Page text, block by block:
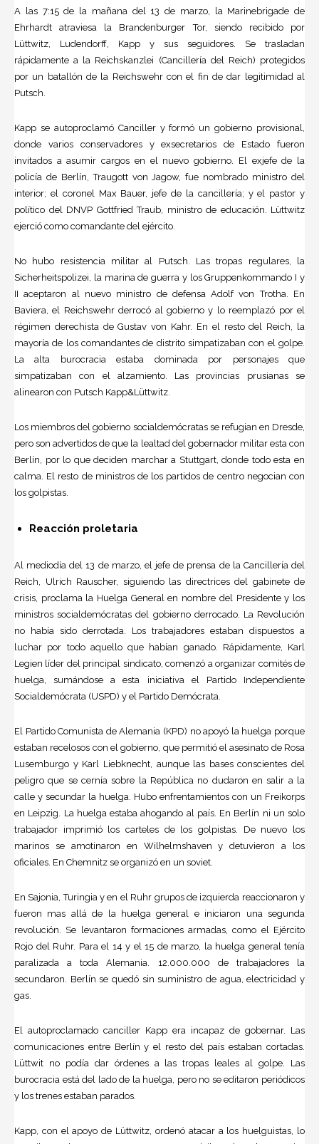
A las 7:15 de la mañana del 13 de marzo, la Marinebrigade de
Ehrhardt atraviesa la Brandenburger Tor, siendo recibido por
Lüttwitz, Ludendorff, Kapp y sus seguidores. Se trasladan
rápidamente a la Reichskanzlei (Cancillería del Reich) protegidos
por un batallón de la Reichswehr con el fin de dar legitimidad al
Putsch.
Kapp se autoproclamó Canciller y formó un gobierno provisional,
donde varios conservadores y exsecretarios de Estado fueron
invitados a asumir cargos en el nuevo gobierno. El exjefe de la
policía de Berlín, Traugott von Jagow, fue nombrado ministro del
interior; el coronel Max Bauer, jefe de la cancillería; y el pastor y
político del DNVP Gottfried Traub, ministro de educación. Lüttwitz
ejerció como comandante del ejército.
No hubo resistencia militar al Putsch. Las tropas regulares, la
Sicherheitspolizei, la marina de guerra y los Gruppenkommando I y
II aceptaron al nuevo ministro de defensa Adolf von Trotha. En
Baviera, el Reichswehr derrocó al gobierno y lo reemplazó por el
régimen derechista de Gustav von Kahr. En el resto del Reich, la
mayoría de los comandantes de distrito simpatizaban con el golpe.
La alta burocracia estaba dominada por personajes que
simpatizaban con el alzamiento. Las provincias prusianas se
alinearon con Putsch Kapp&Lüttwitz.
Los miembros del gobierno socialdemócratas se refugian en Dresde,
pero son advertidos de que la lealtad del gobernador militar esta con
Berlín, por lo que deciden marchar a Stuttgart, donde todo esta en
calma. El resto de ministros de los partidos de centro negocian con
los golpistas.
Reacción proletaria
Al mediodía del 13 de marzo, el jefe de prensa de la Cancillería del
Reich, Ulrich Rauscher, siguiendo las directrices del gabinete de
crisis, proclama la Huelga General en nombre del Presidente y los
ministros socialdemócratas del gobierno derrocado. La Revolución
no había sido derrotada. Los trabajadores estaban dispuestos a
luchar por todo aquello que habían ganado. Rápidamente, Karl
Legien líder del principal sindicato, comenzó a organizar comités de
huelga, sumándose a esta iniciativa el Partido Independiente
Socialdemócrata (USPD) y el Partido Demócrata.
El Partido Comunista de Alemania (KPD) no apoyó la huelga porque
estaban recelosos con el gobierno, que permitió el asesinato de Rosa
Lusemburgo y Karl Liebknecht, aunque las bases conscientes del
peligro que se cernía sobre la República no dudaron en salir a la
calle y secundar la huelga. Hubo enfrentamientos con un Freikorps
en Leipzig. La huelga estaba ahogando al país. En Berlín ni un solo
trabajador imprimió los carteles de los golpistas. De nuevo los
marinos se amotinaron en Wilhelmshaven y detuvieron a los
oficiales. En Chemnitz se organizó en un soviet.
En Sajonia, Turingia y en el Ruhr grupos de izquierda reaccionaron y
fueron mas allá de la huelga general e iniciaron una segunda
revolución. Se levantaron formaciones armadas, como el Ejército
Rojo del Ruhr. Para el 14 y el 15 de marzo, la huelga general tenía
paralizada a toda Alemania. 12.000.000 de trabajadores la
secundaron. Berlín se quedó sin suministro de agua, electricidad y
gas.
El autoproclamado canciller Kapp era incapaz de gobernar. Las
comunicaciones entre Berlín y el resto del país estaban cortadas.
Lüttwit no podía dar órdenes a las tropas leales al golpe. Las
burocracia está del lado de la huelga, pero no se editaron periódicos
y los trenes estaban parados.
Kapp, con el apoyo de Lüttwitz, ordenó atacar a los huelguistas, lo